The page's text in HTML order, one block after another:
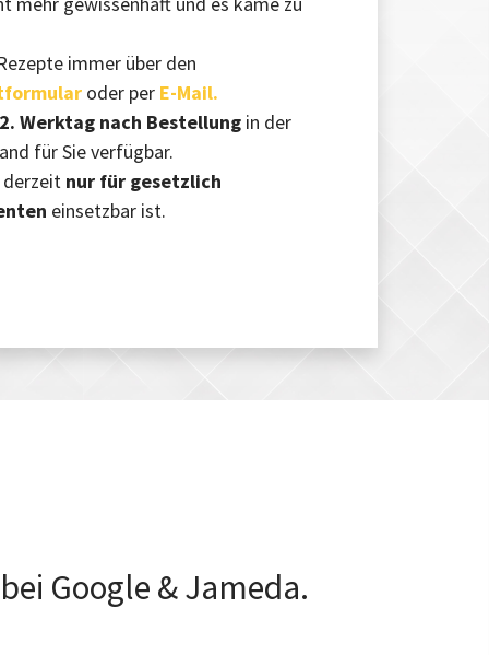
immer über den
oder per E-Mail.
Werktag nach Bestellung in der
für Sie verfügbar.
derzeit nur für gesetzlich
einsetzbar ist.
Google & Jameda.